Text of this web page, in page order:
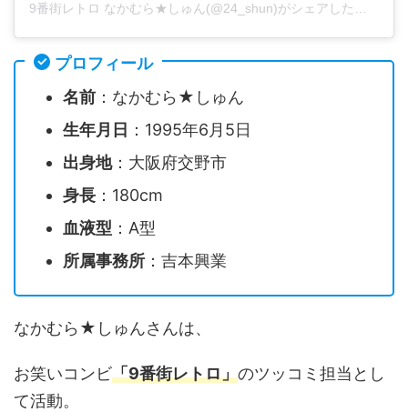
9番街レトロ なかむら★しゅん(@24_shun)がシェアした投稿
プロフィール
名前 ：なかむら★しゅん
生年月日 ：1995年6月5日
出身地：大阪府交野市
身長 ：180cm
血液型 ：A型
所属事務所 ：吉本興業
なかむら★しゅんさんは、
お笑いコンビ「9番街レトロ」のツッコミ担当とし
て活動。